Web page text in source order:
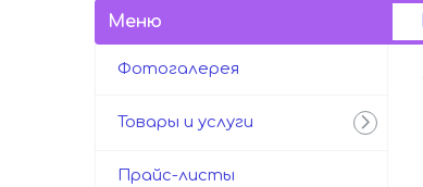
Фотогалерея
Товары и услуги
Прайс-листы